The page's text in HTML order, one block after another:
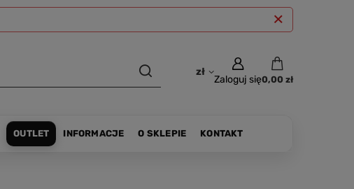
zł
Zaloguj się0,00 zł
OUTLET INFORMACJE O SKLEPIE KONTAKT